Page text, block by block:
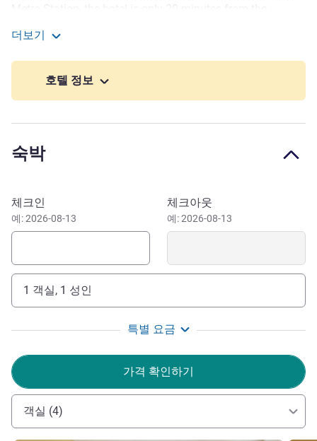
business or leisure, you will find the most bustling areas in
close proximity, such as T Nagar, Marina Beach, Chepauk
Stadium, Chennai Port, and the business districts of
travellers, being minutes away from the country's' leading
walking distance. The 24- hour front desk provides car
rental services for convenient travel. The hotel features
The nearby Shopping Centre is famous for Kanchipuram
sarees, jewellery as well as international brands making it
We are ready and look forward to welcoming you!
Parvez Damad 호텔 관리
더보기
호텔 정보
숙박
이 호텔 예약하기
체크인
예: 2026-08-13
체크아웃
예: 2026-08-13
1 객실, 1 성인
특별 요금
가격 확인하기
객실 (4)